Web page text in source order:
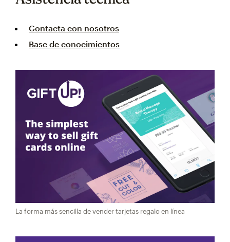
Contacta con nosotros
Base de conocimientos
La forma más sencilla de vender tarjetas regalo en línea